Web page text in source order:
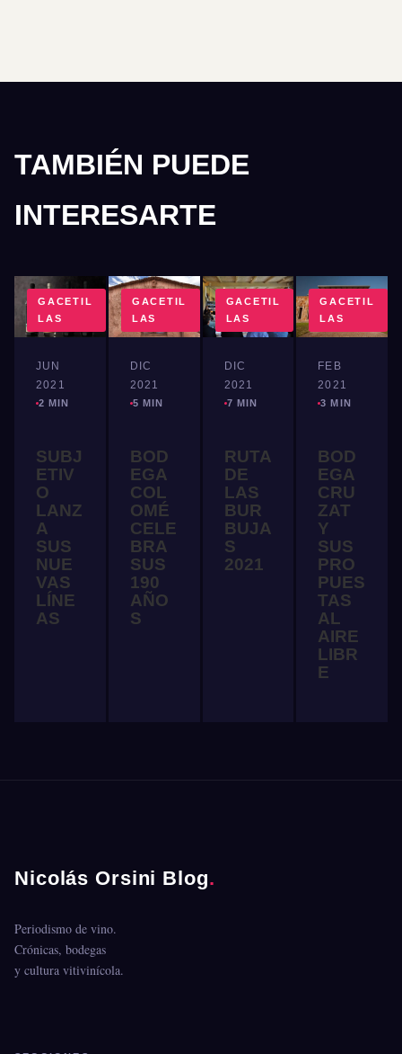
TAMBIÉN PUEDE
INTERESARTE
GACETIL
LAS
JUN
2021
2 MIN
SUBJ
ETIV
O
LANZ
A
SUS
NUE
VAS
LÍNE
AS
GACETIL
LAS
DIC
2021
5 MIN
BOD
EGA
COL
OMÉ
CELE
BRA
SUS
190
AÑO
S
GACETIL
LAS
DIC
2021
7 MIN
RUTA
DE
LAS
BUR
BUJA
S
2021
GACETIL
LAS
FEB
2021
3 MIN
BOD
EGA
CRU
ZAT
Y
SUS
PRO
PUES
TAS
AL
AIRE
LIBR
E
Nicolás Orsini Blog.
Periodismo de vino.
Crónicas, bodegas
y cultura vitivinícola.